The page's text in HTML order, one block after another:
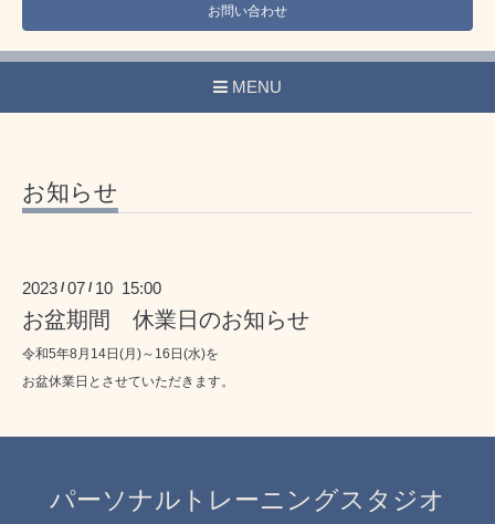
お問い合わせ
MENU
お知らせ
2023 /07 / 10 15:00
お盆期間 休業日のお知らせ
令和5年8月14日(月)～16日(水)を
お盆休業日とさせていただきます。
パーソナルトレーニングスタジオ